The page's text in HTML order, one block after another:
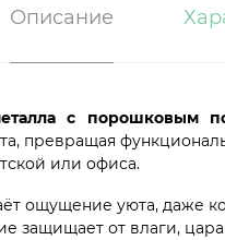
Описание
с порошковым
превращая
или офиса.
ощущение уюта, даже
защищает от влаги,